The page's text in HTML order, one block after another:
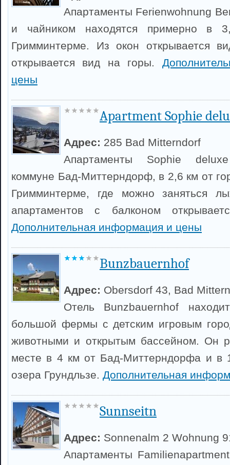
Апартаменты Ferienwohnung
и чайником находятся примерно в
Гримминтерме. Из окон открывается
открывается вид на горы.
цены
Apartment Sophie
Адрес: 285 Bad Mitterndorf
Апартаменты Sophie
коммуне Бад-Миттерндорф, в 2,6 км от
Гримминтерме, где можно заняться
апартаментов с балконом
Дополнительная информация и цены
Bunzbauernhof
Адрес: Obersdorf 43, Bad
Отель Bunzbauernhof
большой фермы с детским игровым
животными и открытым бассейном. Он
месте в 4 км от Бад-Миттерндорфа и в
озера Грундльзе. Дополнительная
Sunnseitn
Адрес: Sonnenalm 2 Wohnung
Апартаменты